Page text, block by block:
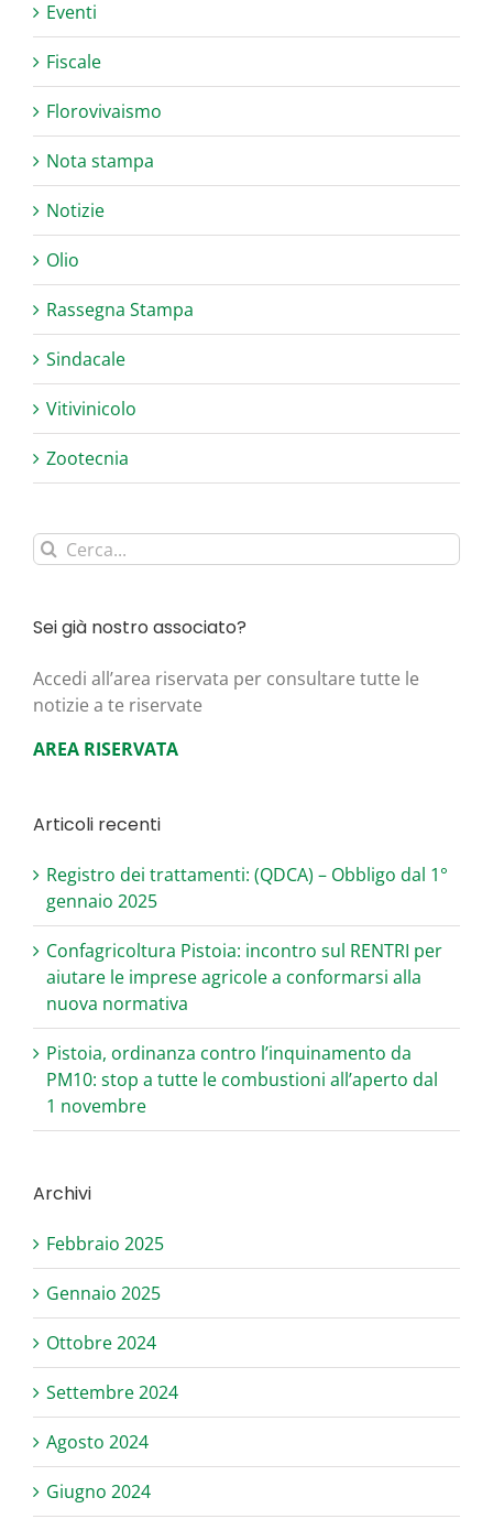
Eventi
Fiscale
Florovivaismo
Nota stampa
Notizie
Olio
Rassegna Stampa
Sindacale
Vitivinicolo
Zootecnia
Cerca
per:
Sei già nostro associato?
Acce­di all’area riser­va­ta per con­sul­ta­re tut­te le
noti­zie a te riservate
AREA RISERVATA
Articoli recenti
Registro dei trattamenti: (QDCA) – Obbligo dal 1°
gennaio 2025
Confagricoltura Pistoia: incontro sul RENTRI per
aiutare le imprese agricole a conformarsi alla
nuova normativa
Pistoia, ordinanza contro l’inquinamento da
PM10: stop a tutte le combustioni all’aperto dal
1 novembre
Archivi
Febbraio 2025
Gennaio 2025
Ottobre 2024
Settembre 2024
Agosto 2024
Giugno 2024